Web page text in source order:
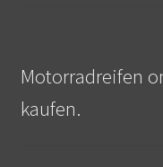
Motorradreifen
kaufen.